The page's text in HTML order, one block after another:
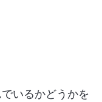
いるかどうかを